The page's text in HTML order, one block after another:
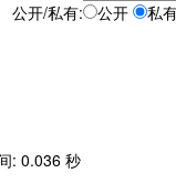
公开/私有: 公开
私
: 0.036 秒